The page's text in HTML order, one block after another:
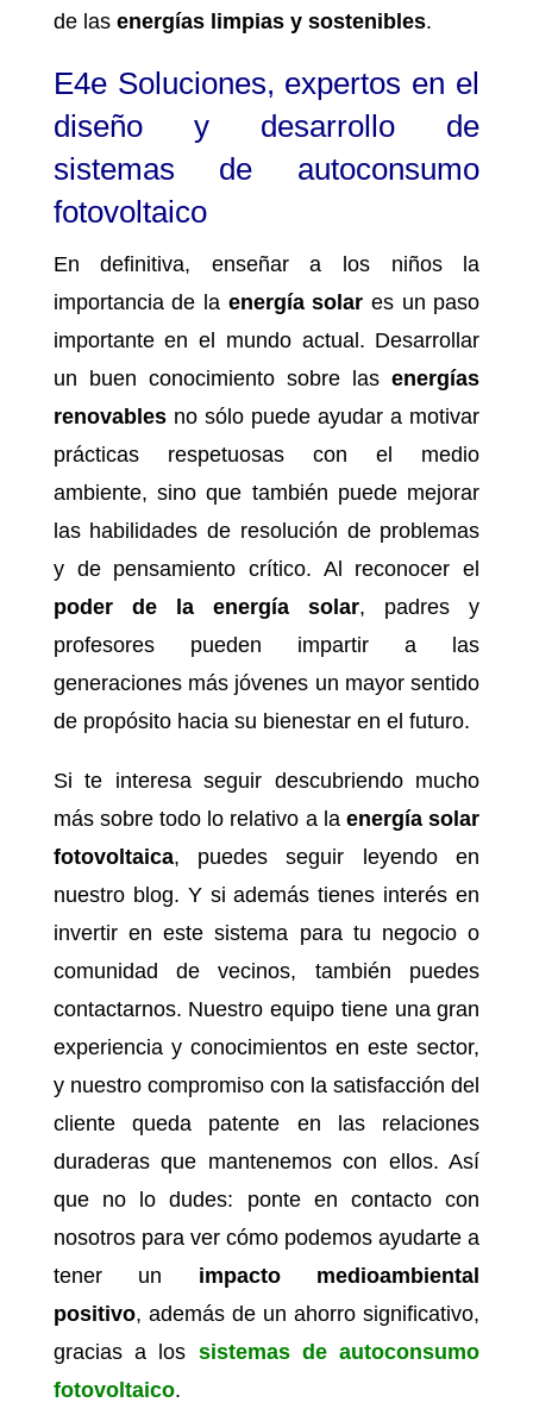
de las energías limpias y sostenibles.
E4e Soluciones, expertos en el
diseño y desarrollo de
sistemas de autoconsumo
fotovoltaico
En definitiva, enseñar a los niños la
importancia de la energía solar es un paso
importante en el mundo actual. Desarrollar
un buen conocimiento sobre lasenergías
renovablesno sólo puede ayudar a motivar
prácticas respetuosas con el medio
ambiente, sino que también puede mejorar
las habilidades de resolución de problemas
y de pensamiento crítico. Al reconocer el
poder de la energía solar, padres y
profesores pueden impartir a las
generaciones más jóvenes un mayor sentido
de propósito hacia su bienestar en el futuro.
Si te interesa seguir descubriendo mucho
más sobre todo lo relativo a laenergía solar
fotovoltaica, puedes seguir leyendo en
nuestro blog. Y si además tienes interés en
invertir en este sistema para tu negocio o
comunidad de vecinos, también puedes
contactarnos. Nuestro equipo tiene una gran
experiencia y conocimientos en este sector,
y nuestro compromiso con la satisfacción del
cliente queda patente en las relaciones
duraderas que mantenemos con ellos. Así
que no lo dudes: ponte en contacto con
nosotros para ver cómo podemos ayudarte a
tener un impacto medioambiental
positivo, además de un ahorro significativo,
gracias a los sistemas de autoconsumo
fotovoltaico.